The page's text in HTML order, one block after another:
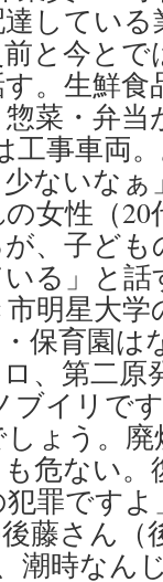
している
と今と
。生鮮
菜・弁
工事車両
ないなぁ
女性（
が、子ど
る」と
明星大
保育園は
、第二
ブイリで
ょう。
危ない。
罪です
藤さん（
潮時なん